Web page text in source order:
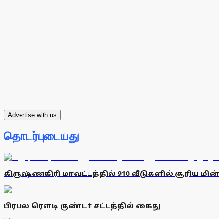
Advertise with us
தொடர்புடையது
கிருஷ்ணகிரி மாவட்டத்தில் 910 வீடுகளில் சூரிய
பிரபல ரெளடி குண்டா் சட்டத்தில் கைது